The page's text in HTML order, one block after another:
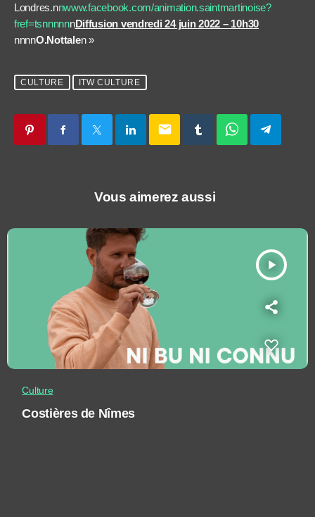
Londres.nnwww.facebook.com/animation.saintmartinoise?
fref=tsnnnnnnDiffusion vendredi 24 juin 2022 – 10h30
nnnnO.Nottalen »
CULTURE ITW CULTURE
email
Vous aimerez aussi
play_arrow
Culture
Costières de Nîmes